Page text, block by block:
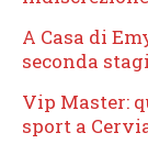
A Casa di
seconda
Vip Master:
sport a